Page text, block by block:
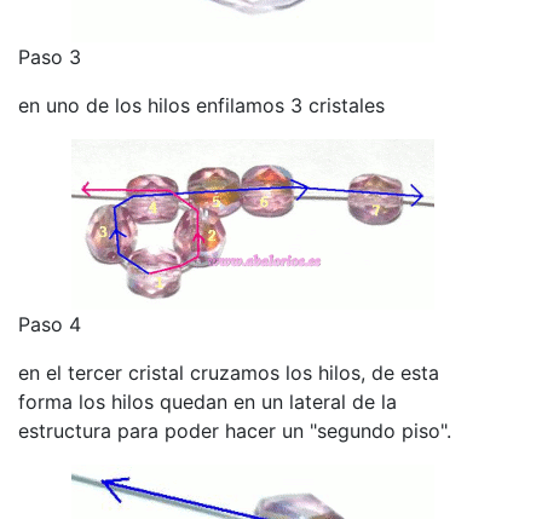
Paso 3
en uno de los hilos enfilamos 3 cristales
Paso 4
en el tercer cristal cruzamos los hilos, de esta
forma los hilos quedan en un lateral de la
estructura para poder hacer un "segundo piso".